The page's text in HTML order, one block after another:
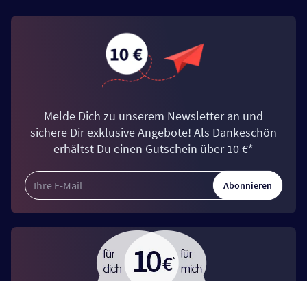
Melde Dich zu unserem Newsletter an und
sichere Dir exklusive Angebote! Als Dankeschön
erhältst Du einen Gutschein über 10 €*
Abonnieren